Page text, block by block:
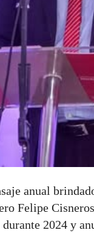
anual
Felipe
2024 y